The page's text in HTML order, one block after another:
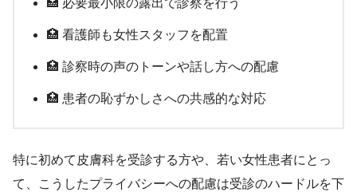
🏥 必要最小限の露出で診察を行う
🏥 看護師も女性スタッフを配置
🏥 診察時の声のトーンや話し方への配慮
🏥 患者の恥ずかしさへの共感的な対応
特に初めて皮膚科を受診する方や、若い女性患者にとっ
て、こうしたプライバシーへの配慮は受診のハードルを下